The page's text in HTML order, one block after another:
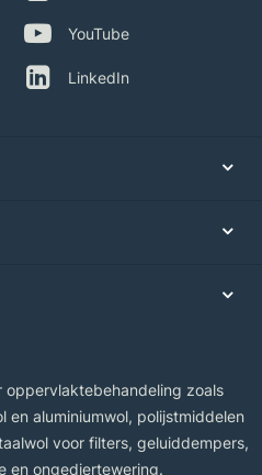
YouTube
LinkedIn
zoals
en aluminiumwol, polijstmiddelen
voor filters, geluiddempers,
en ongediertewering.